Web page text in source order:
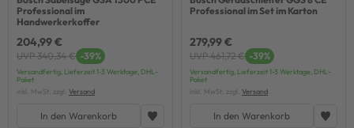
Professional im
Handwerkerkoffer
204,99 €
UVP 340,34 € -39%
Versandfertig, Lieferzeit 1-3 Werktage, DHL-
Paket
inkl. MwSt. zzgl. Versand
In den Warenkorb
Professional im Set im Karton
279,99 €
UVP 461,72 € -39%
Versandfertig, Lieferzeit 1-3 Werktage, DHL-
Paket
inkl. MwSt. zzgl. Versand
In den Warenkorb